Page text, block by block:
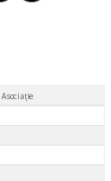
Asociație